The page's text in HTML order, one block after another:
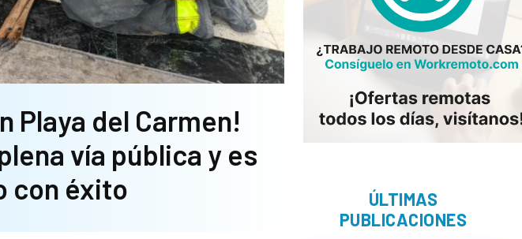
Playa del Carmen!
vía pública y es
con éxito
ÚLTIMAS
PUBLICACIONES